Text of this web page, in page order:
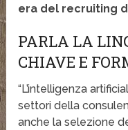
era del recruiting
PARLA LA
CHIAVE E
“L’intelligenza
settori della
anche la selezione